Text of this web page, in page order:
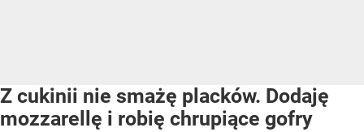
Z cukinii nie smażę placków. Dodaję
mozzarellę i robię chrupiące gofry